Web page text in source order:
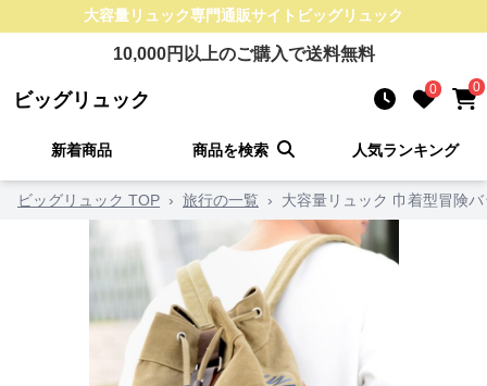
大容量リュック専門通販サイト ビッグリュック
10,000円以上のご購入で送料無料
ビッグリュック 0 0
新着商品 商品を検索 人気ランキング
ビッグリュック TOP › 旅行の一覧 › 大容量リュック 巾着型冒険